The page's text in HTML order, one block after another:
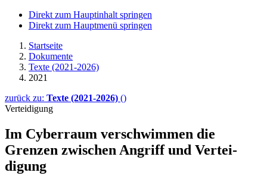
Direkt zum Hauptinhalt springen
Direkt zum Hauptmenü springen
Startseite
Dokumente
Texte (2021-2026)
2021
zurück zu: Texte (2021-2026) ()
Verteidigung
Im Cyberraum ver­schwim­men die
Grenzen zwischen An­griff und Vertei­
digung